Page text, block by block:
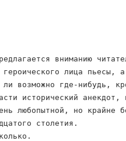
вниманию
лица пьесы,
возможно где-нибудь,
исторический анекдот,
любопытной, но крайне
столетия.